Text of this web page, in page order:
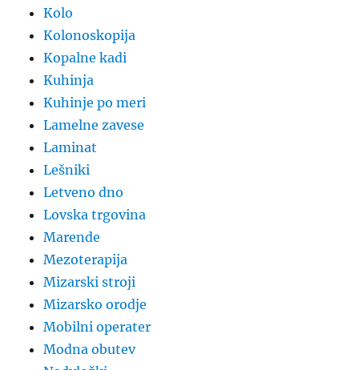
Kolo
Kolonoskopija
Kopalne kadi
Kuhinja
Kuhinje po meri
Lamelne zavese
Laminat
Lešniki
Letveno dno
Lovska trgovina
Marende
Mezoterapija
Mizarski stroji
Mizarsko orodje
Mobilni operater
Modna obutev